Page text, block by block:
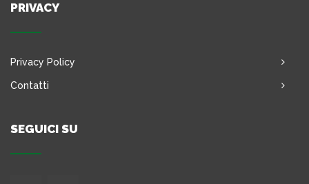
PRIVACY
Privacy Policy
Contatti
SEGUICI SU